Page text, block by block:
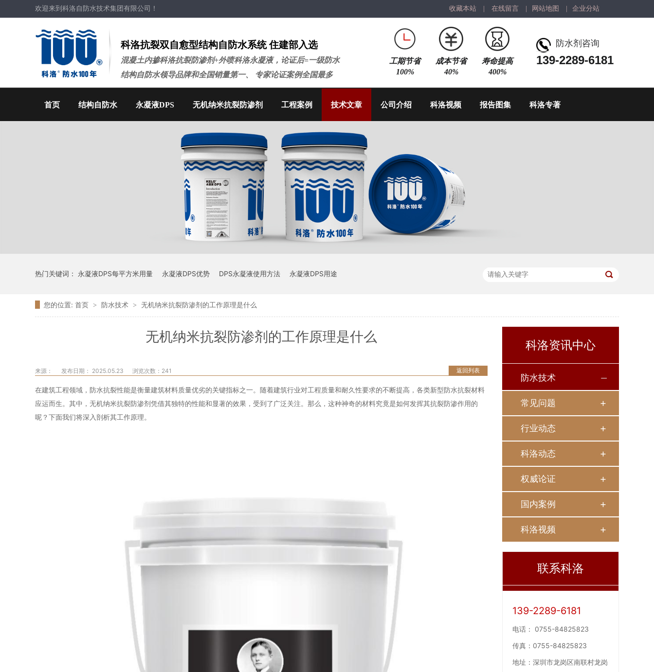
收藏本站 在线留言 网站地图 企业分站
欢迎来到科洛自防水技术集团有限公司！
科洛抗裂双自愈型结构自防水系统 住建部入选
混凝土内掺科洛抗裂防渗剂+外喷科洛永凝液，论证后=一级防水
结构自防水领导品牌和全国销量第一、 专家论证案例全国最多
防水剂咨询
139-2289-6181
工期节省
100%
成本节省
40%
寿命提高
400%
首页 结构自防水 永凝液DPS 无机纳米抗裂防渗剂 工程案例 技术文章 公司介绍 科洛视频 报告图集 科洛专著
热门关键词： 永凝液DPS每平方米用量 永凝液DPS优势 DPS永凝液使用方法 永凝液DPS用途
您的位置: 首页 > 防水技术 > 无机纳米抗裂防渗剂的工作原理是什么
无机纳米抗裂防渗剂的工作原理是什么
返回列表
来源： 发布日期： 2025.05.23 浏览次数： 241
在建筑工程领域，防水抗裂性能是衡量建筑材料质量优劣的关键指标之一。随着建筑行业对工程质量和耐久性要求的不断提高，各类新型防水抗裂材料
应运而生。其中，无机纳米抗裂防渗剂凭借其独特的性能和显著的效果，受到了广泛关注。那么，这种神奇的材料究竟是如何发挥其抗裂防渗作用的
呢？下面我们将深入剖析其工作原理。
科洛资讯中心
防水技术
常见问题
行业动态
科洛动态
权威论证
国内案例
科洛视频
联系科洛
139-2289-6181
电话： 0755-84825823
传真： 0755-84825823
地址： 深圳市龙岗区南联村龙岗